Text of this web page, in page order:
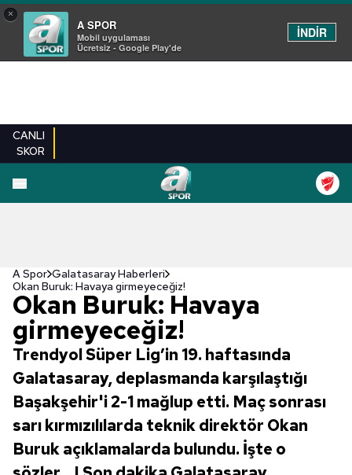
×
A SPOR
Mobil uygulaması
Ücretsiz - Google Play'de
İNDİR
CANLI
SKOR
A Spor Galatasaray Haberleri
Okan Buruk: Havaya girmeyeceğiz!
Okan Buruk: Havaya
girmeyeceğiz!
Trendyol Süper Lig’in 19. haftasında
Galatasaray, deplasmanda karşılaştığı
Başakşehir'i 2-1 mağlup etti. Maç sonrası
sarı kırmızılılarda teknik direktör Okan
Buruk açıklamalarda bulundu. İşte o